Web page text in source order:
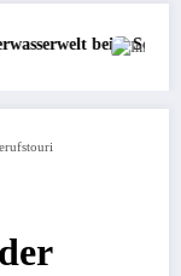
entdecken
Börse: Steigt die